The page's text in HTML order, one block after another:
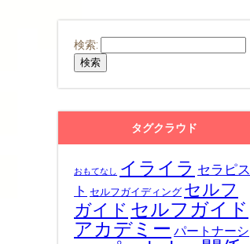
検索:
タグクラウド
おもてなし イライラ セラピス
ト セルフガイディング セルフ
ガイド セルフガイド
アカデミー パートナーシ